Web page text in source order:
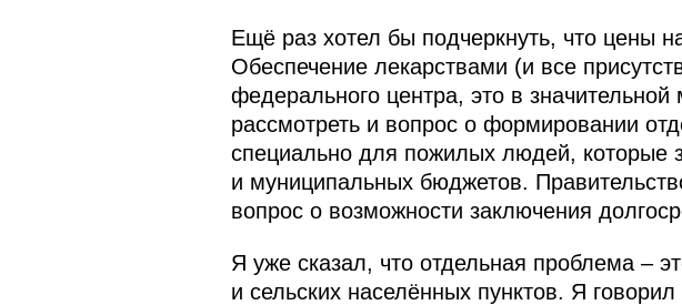
Ещё раз хотел бы подчеркнуть, что цены
Обеспечение лекарствами (и все
федерального центра, это в
рассмотреть и вопрос о формировании
специально для пожилых людей, которые
и муниципальных бюджетов.
вопрос о возможности заключения
Я уже сказал, что отдельная проблема –
и сельских населённых пунктов. Я